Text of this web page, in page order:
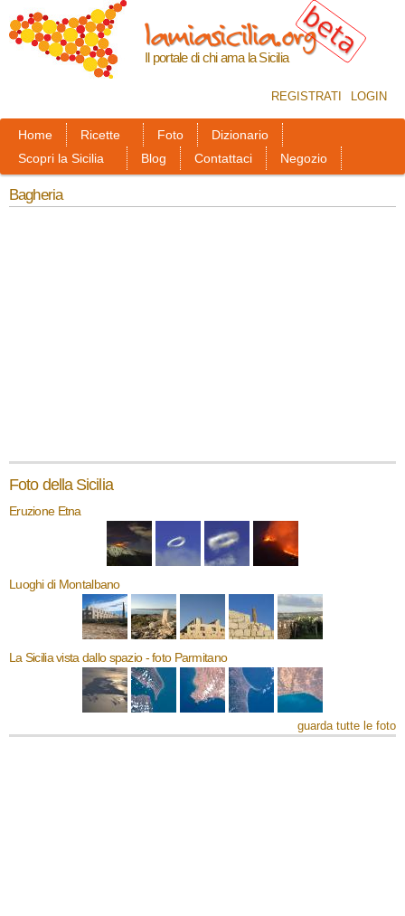
contenuto
principale
lamiasicilia.org
Il portale di chi ama la Sicilia
REGISTRATI LOGIN
Home Ricette Foto
Dizionario
Scopri la Sicilia
Blog Contattaci Negozio
Bagheria
Foto della Sicilia
Eruzione Etna
Luoghi di Montalbano
La Sicilia vista dallo spazio - foto Parmitano
guarda tutte le foto